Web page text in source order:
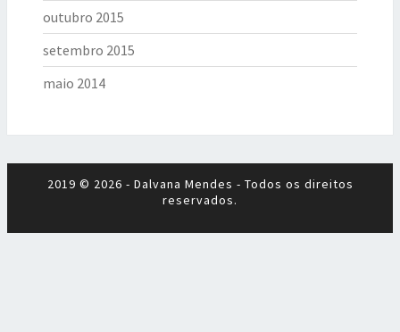
outubro 2015
setembro 2015
maio 2014
2019 © 2026 - Dalvana Mendes - Todos os direitos
reservados.